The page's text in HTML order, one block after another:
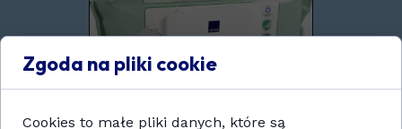
Chusteczki nawilżone
Zgoda na pliki cookie
Cookies to małe pliki danych, które są